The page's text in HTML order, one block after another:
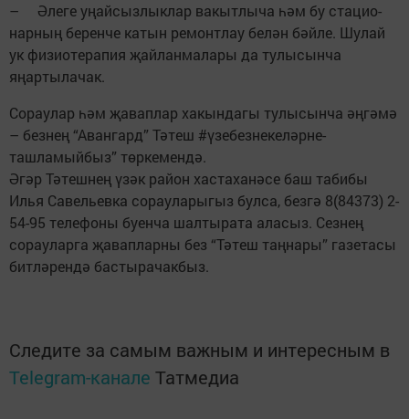
– Әлеге уңайсызлыклар вакытлыча һәм бу ста­цио­
нарның беренче катын ремонтлау белән бәйле. Шулай
ук физиотерапия җай­ланмалары да тулысынча
яңартылачак.
Сораулар һәм җаваплар хакындагы тулысынча әңгә­мә
– безнең ­“Авангард” Тәтеш #үзебезнекеләрне-
ташламыйбыз” төркемендә.
Әгәр Тәтешнең үзәк район хастаханәсе баш табибы
Илья Савельевка сорауларыгыз булса, безгә 8(84373) 2-
54-95 телефоны буенча шалтырата аласыз. Сезнең
сорауларга җавапларны без “Тәтеш таңнары” газетасы
битләрендә бастырачакбыз.
Следите за самым важным и интересным в
Telegram-канале Татмедиа